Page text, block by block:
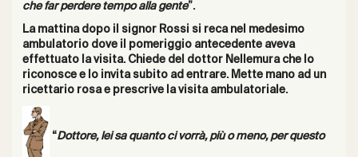
che far perdere tempo alla gente”.
La mattina dopo il signor Rossi si reca nel medesimo
ambulatorio dove il pomeriggio antecedente aveva
effettuato la visita. Chiede del dottor Nellemura che lo
riconosce e lo invita subito ad entrare. Mette mano ad un
ricettario rosa e prescrive la visita ambulatoriale.
“Dottore, lei sa quanto ci vorrà, più o meno, per questo